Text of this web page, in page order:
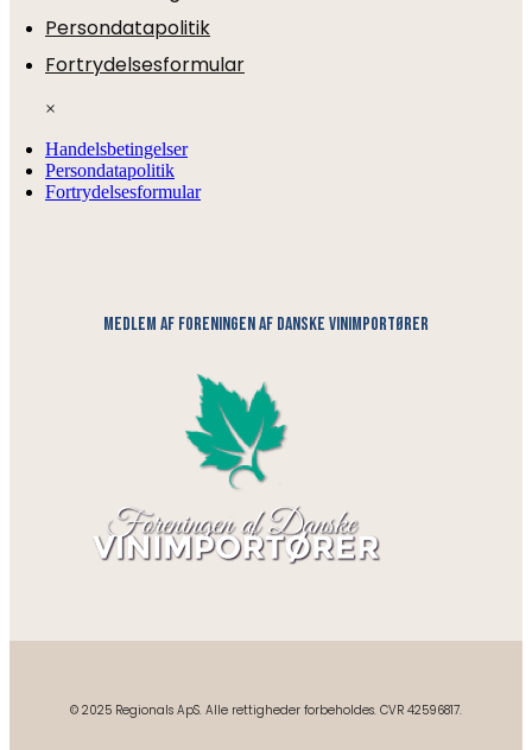
Persondatapolitik
Fortrydelsesformular
×
Handelsbetingelser
Persondatapolitik
Fortrydelsesformular
medlem af foreningen af danske vinimportører
© 2025 Regionals ApS. Alle rettigheder forbeholdes. CVR 42596817.